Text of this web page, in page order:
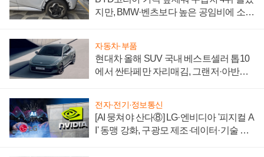
지만, BMW·벤츠보다 높은 공임비에 소비
자동차·부품
현대차 올해 SUV 국내 베스트셀러 톱10
에서 싼타페만 자리매김, 그랜저·아반떼
전자·전기·정보통신
[AI 뭉쳐야 산다⑧] LG·엔비디아 '피지컬 A
I' 동맹 강화, 구광모 제조·데이터·기술 결